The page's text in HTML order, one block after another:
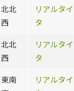
北北
西
リアルタ
タ
北北
西
リアルタ
タ
東南
リアルタ